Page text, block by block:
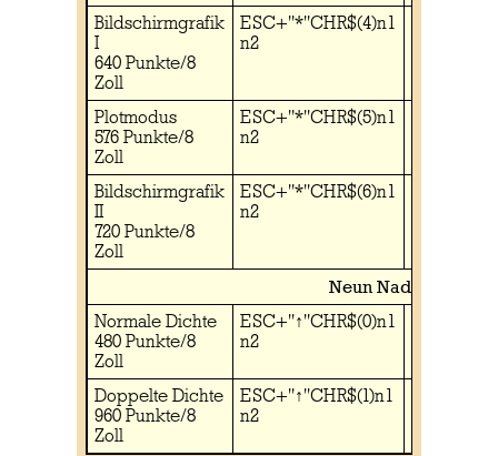
Bildschirmgrafik
I
640 Punkte/8
Zoll
ESC+"*"CHR$(4)n1
n2
Plotmodus
576 Punkte/8
Zoll
ESC+"*"CHR$(5)n1
n2
Bildschirmgrafik
II
720 Punkte/8
Zoll
ESC+"*"CHR$(6)n1
n2
Neun Nadeln:
Normale Dichte
480 Punkte/8
Zoll
ESC+"↑"CHR$(0)n1
n2
Doppelte Dichte
960 Punkte/8
Zoll
ESC+"↑"CHR$(1)n1
n2